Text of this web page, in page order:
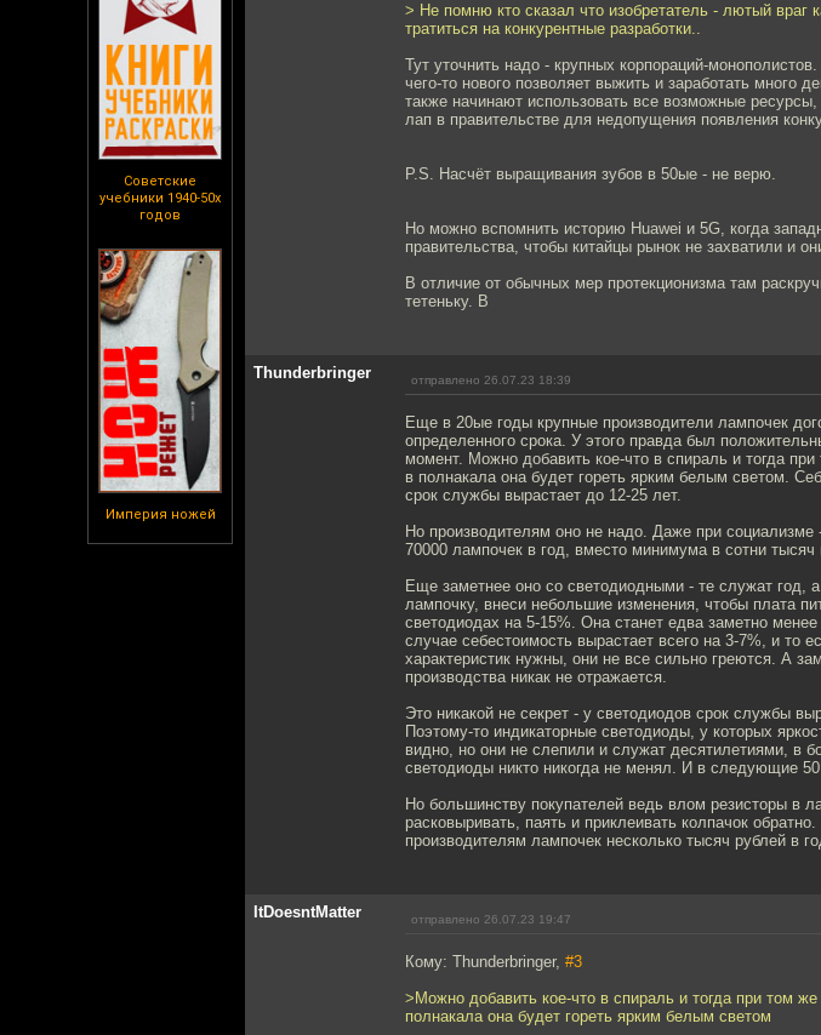
Советские
учебники 1940-50х
годов
Империя ножей
> Не помню кто сказал что изобретатель - лютый враг
тратиться на конкурентные разработки..
Тут уточнить надо - крупных корпораций-
чего-то нового позволяет выжить и заработать много
также начинают использовать все возможные
лап в правительстве для недопущения появления
P.S. Насчёт выращивания зубов в 50ые - не верю.
Но можно вспомнить историю Huawei и 5G, когда
правительства, чтобы китайцы рынок не захватили и
В отличие от обычных мер протекционизма там
тетеньку. В
Thunderbringer отправлено 26.07.23 18:39
Еще в 20ые годы крупные производители лампочек
определенного срока. У этого правда был
момент. Можно добавить кое-что в спираль и тогда
в полнакала она будет гореть ярким белым светом.
срок службы вырастает до 12-25 лет.
Но производителям оно не надо. Даже при социализме
70000 лампочек в год, вместо минимума в сотни тысяч
Еще заметнее оно со светодиодными - те служат
лампочку, внеси небольшие изменения, чтобы плата
светодиодах на 5-15%. Она станет едва заметно
случае себестоимость вырастает всего на 3-7%, и то
характеристик нужны, они не все сильно греются. А
производства никак не отражается.
Это никакой не секрет - у светодиодов срок службы
Поэтому-то индикаторные светодиоды, у которых
видно, но они не слепили и служат десятилетиями, в
светодиоды никто никогда не менял. И в следующие
Но большинству покупателей ведь влом резисторы в
расковыривать, паять и приклеивать колпачок
производителям лампочек несколько тысяч рублей в
ItDoesntMatter отправлено 26.07.23 19:47
Кому: Thunderbringer, #3
>Можно добавить кое-что в спираль и тогда при том
полнакала она будет гореть ярким белым светом